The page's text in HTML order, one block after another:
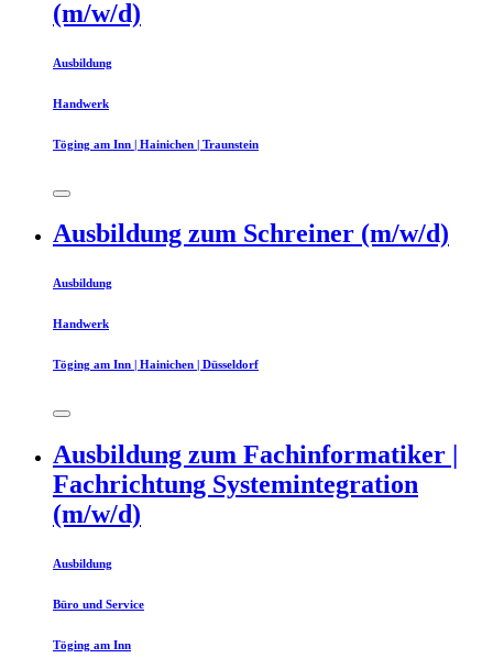
(m/w/d)
Ausbildung
Handwerk
Töging am Inn | Hainichen | Traunstein
Ausbildung zum Schreiner (m/w/d)
Ausbildung
Handwerk
Töging am Inn | Hainichen | Düsseldorf
Ausbildung zum Fachinformatiker |
Fachrichtung Systemintegration
(m/w/d)
Ausbildung
Büro und Service
Töging am Inn